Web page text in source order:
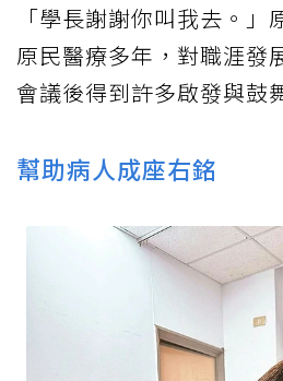
「學長謝謝你叫我去。
原民醫療多年，對職涯發
會議後得到許多啟發與鼓
幫助病人成座右銘